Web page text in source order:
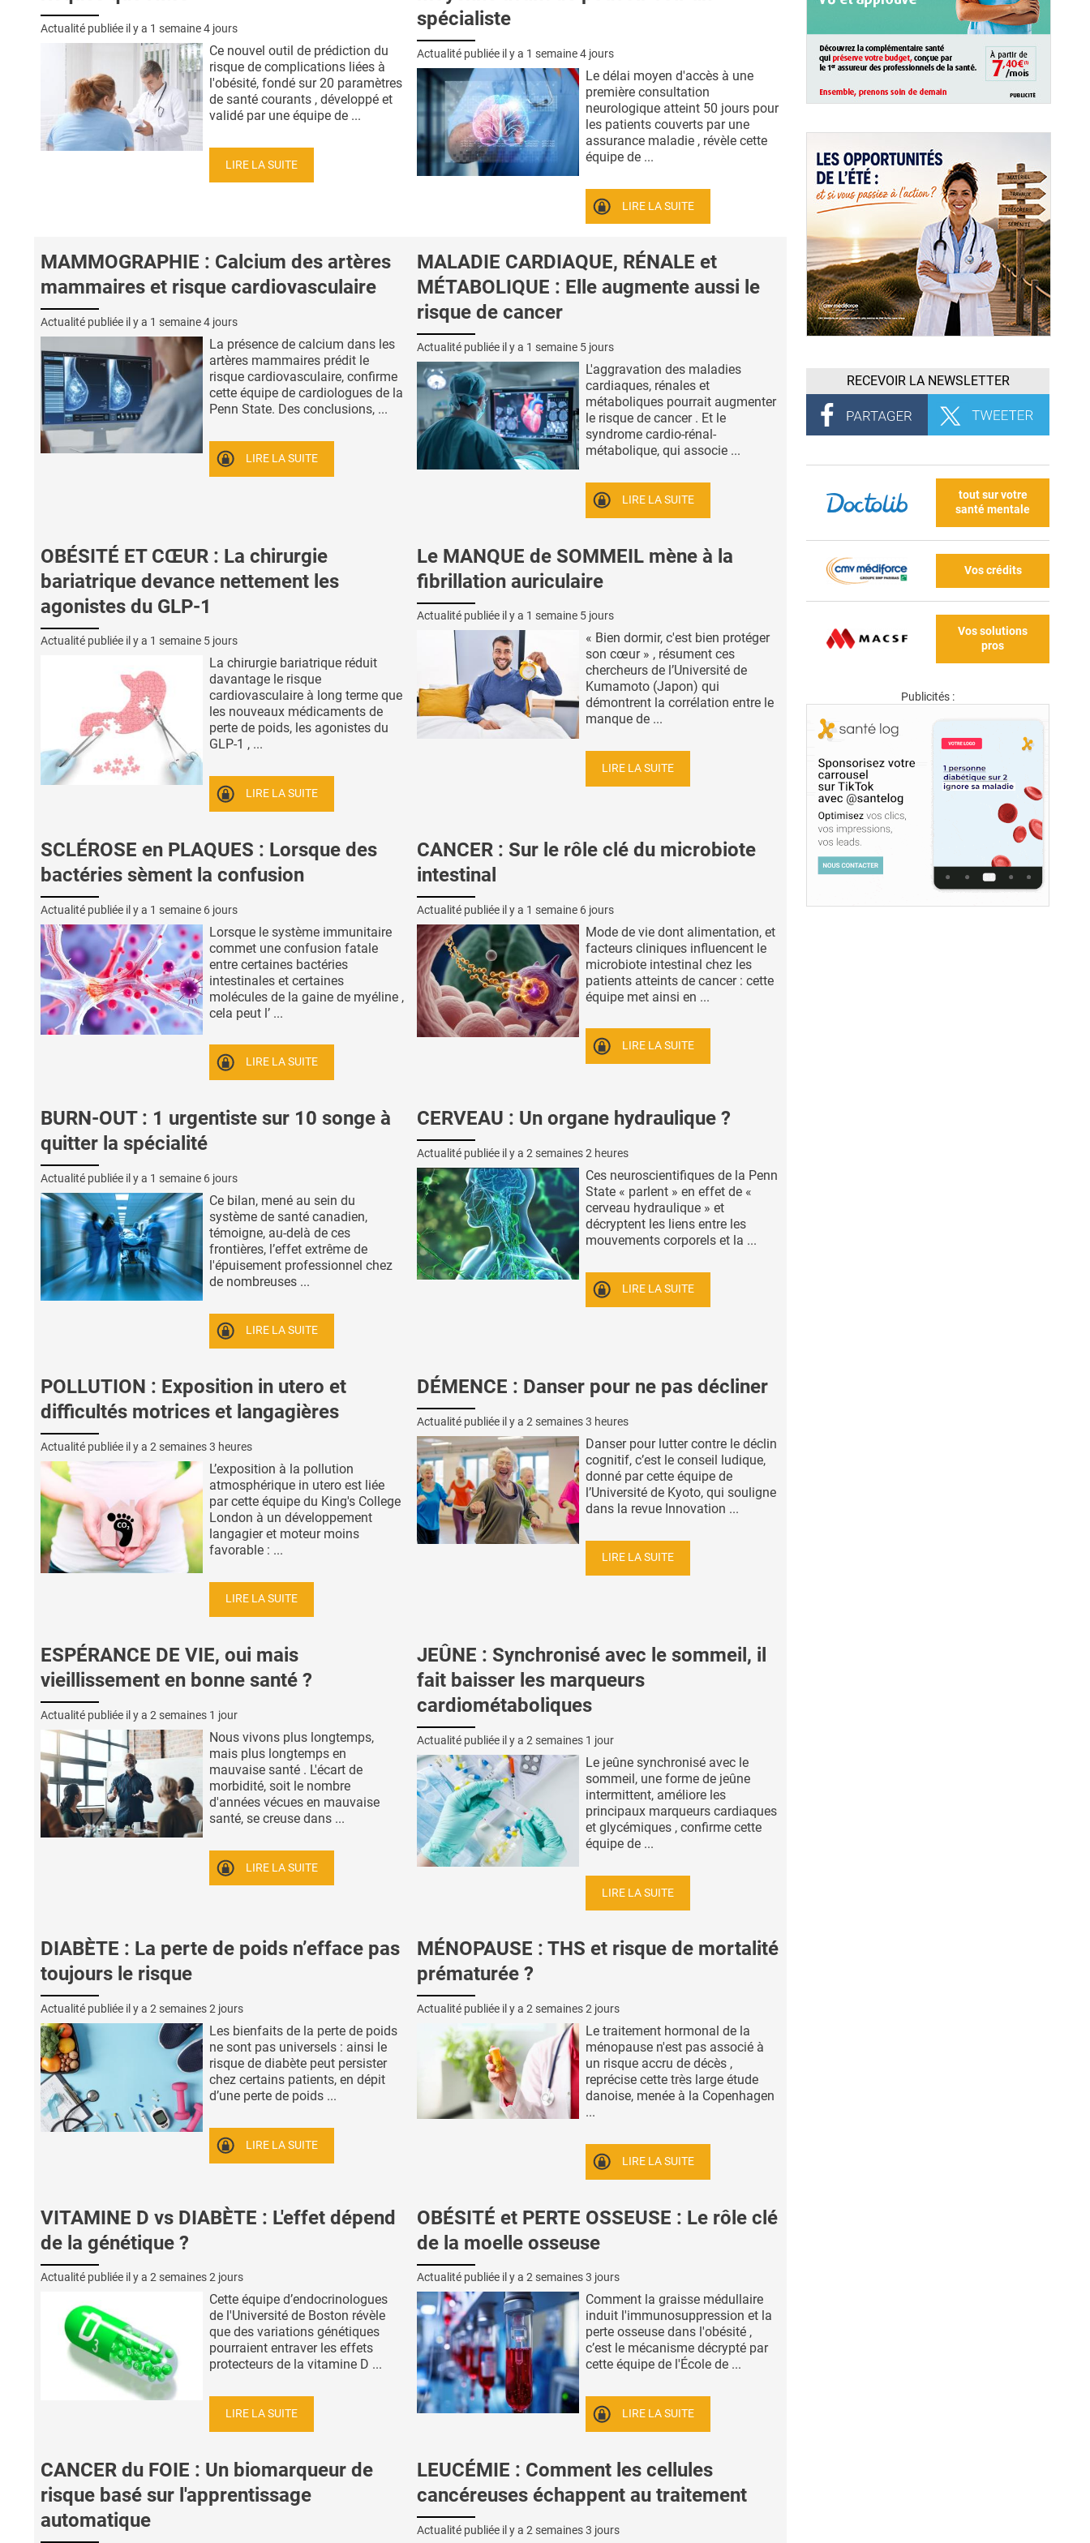
Actualité publiée il y a 1 semaine 4 jours
Ce nouvel outil de prédiction du
risque de complications liées à
l'obésité, fondé sur 20 paramètres
de santé courants , développé et
validé par une équipe de ...
LIRE LA SUITE
spécialiste
Actualité publiée il y a 1 semaine 4 jours
Le délai moyen d'accès à une
première consultation
neurologique atteint 50 jours pour
les patients couverts par une
assurance maladie , révèle cette
équipe de ...
LIRE LA SUITE
MAMMOGRAPHIE : Calcium des artères
mammaires et risque cardiovasculaire
Actualité publiée il y a 1 semaine 4 jours
La présence de calcium dans les
artères mammaires prédit le
risque cardiovasculaire, confirme
cette équipe de cardiologues de la
Penn State. Des conclusions, ...
LIRE LA SUITE
MALADIE CARDIAQUE, RÉNALE et
MÉTABOLIQUE : Elle augmente aussi le
risque de cancer
Actualité publiée il y a 1 semaine 5 jours
L'aggravation des maladies
cardiaques, rénales et
métaboliques pourrait augmenter
le risque de cancer . Et le
syndrome cardio-rénal-
métabolique, qui associe ...
LIRE LA SUITE
OBÉSITÉ ET CŒUR : La chirurgie
bariatrique devance nettement les
agonistes du GLP-1
Actualité publiée il y a 1 semaine 5 jours
La chirurgie bariatrique réduit
davantage le risque
cardiovasculaire à long terme que
les nouveaux médicaments de
perte de poids, les agonistes du
GLP-1 , ...
LIRE LA SUITE
Le MANQUE de SOMMEIL mène à la
fibrillation auriculaire
Actualité publiée il y a 1 semaine 5 jours
« Bien dormir, c'est bien protéger
son cœur » , résument ces
chercheurs de l’Université de
Kumamoto (Japon) qui
démontrent la corrélation entre le
manque de ...
LIRE LA SUITE
SCLÉROSE en PLAQUES : Lorsque des
bactéries sèment la confusion
Actualité publiée il y a 1 semaine 6 jours
Lorsque le système immunitaire
commet une confusion fatale
entre certaines bactéries
intestinales et certaines
molécules de la gaine de myéline ,
cela peut l’ ...
LIRE LA SUITE
CANCER : Sur le rôle clé du microbiote
intestinal
Actualité publiée il y a 1 semaine 6 jours
Mode de vie dont alimentation, et
facteurs cliniques influencent le
microbiote intestinal chez les
patients atteints de cancer : cette
équipe met ainsi en ...
LIRE LA SUITE
BURN-OUT : 1 urgentiste sur 10 songe à
quitter la spécialité
Actualité publiée il y a 1 semaine 6 jours
Ce bilan, mené au sein du
système de santé canadien,
témoigne, au-delà de ces
frontières, l’effet extrême de
l'épuisement professionnel chez
de nombreuses ...
LIRE LA SUITE
CERVEAU : Un organe hydraulique ?
Actualité publiée il y a 2 semaines 2 heures
Ces neuroscientifiques de la Penn
State « parlent » en effet de «
cerveau hydraulique » et
décryptent les liens entre les
mouvements corporels et la ...
LIRE LA SUITE
POLLUTION : Exposition in utero et
difficultés motrices et langagières
Actualité publiée il y a 2 semaines 3 heures
L’exposition à la pollution
atmosphérique in utero est liée
par cette équipe du King's College
London à un développement
langagier et moteur moins
favorable : ...
LIRE LA SUITE
DÉMENCE : Danser pour ne pas décliner
Actualité publiée il y a 2 semaines 3 heures
Danser pour lutter contre le déclin
cognitif, c’est le conseil ludique,
donné par cette équipe de
l’Université de Kyoto, qui souligne
dans la revue Innovation ...
LIRE LA SUITE
ESPÉRANCE DE VIE, oui mais
vieillissement en bonne santé ?
Actualité publiée il y a 2 semaines 1 jour
Nous vivons plus longtemps,
mais plus longtemps en
mauvaise santé . L'écart de
morbidité, soit le nombre
d'années vécues en mauvaise
santé, se creuse dans ...
LIRE LA SUITE
JEÛNE : Synchronisé avec le sommeil, il
fait baisser les marqueurs
cardiométaboliques
Actualité publiée il y a 2 semaines 1 jour
Le jeûne synchronisé avec le
sommeil, une forme de jeûne
intermittent, améliore les
principaux marqueurs cardiaques
et glycémiques , confirme cette
équipe de ...
LIRE LA SUITE
DIABÈTE : La perte de poids n’efface pas
toujours le risque
Actualité publiée il y a 2 semaines 2 jours
Les bienfaits de la perte de poids
ne sont pas universels : ainsi le
risque de diabète peut persister
chez certains patients, en dépit
d’une perte de poids ...
LIRE LA SUITE
MÉNOPAUSE : THS et risque de mortalité
prématurée ?
Actualité publiée il y a 2 semaines 2 jours
Le traitement hormonal de la
ménopause n'est pas associé à
un risque accru de décès ,
reprécise cette très large étude
danoise, menée à la Copenhagen
...
LIRE LA SUITE
VITAMINE D vs DIABÈTE : L'effet dépend
de la génétique ?
Actualité publiée il y a 2 semaines 2 jours
Cette équipe d’endocrinologues
de l'Université de Boston révèle
que des variations génétiques
pourraient entraver les effets
protecteurs de la vitamine D ...
LIRE LA SUITE
OBÉSITÉ et PERTE OSSEUSE : Le rôle clé
de la moelle osseuse
Actualité publiée il y a 2 semaines 3 jours
Comment la graisse médullaire
induit l'immunosuppression et la
perte osseuse dans l'obésité ,
c’est le mécanisme décrypté par
cette équipe de l'École de ...
LIRE LA SUITE
CANCER du FOIE : Un biomarqueur de
risque basé sur l'apprentissage
automatique
LEUCÉMIE : Comment les cellules
cancéreuses échappent au traitement
Actualité publiée il y a 2 semaines 3 jours
RECEVOIR LA NEWSLETTER
tout sur votre
santé mentale
Vos crédits
Vos solutions
pros
Publicités :